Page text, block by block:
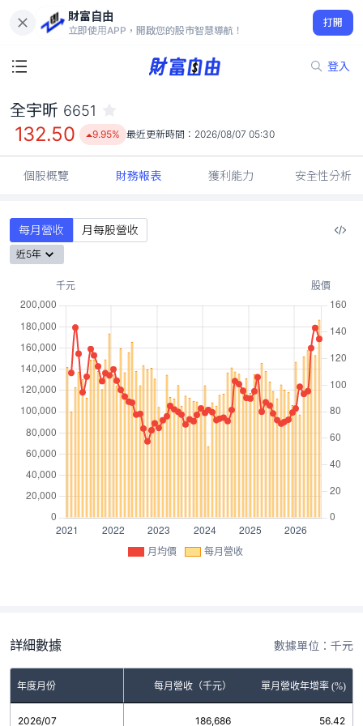
財富自由
立即使用APP，開啟您的股市智慧導航！
打開
登入
132.50
9.95%
全宇昕 6651
132.50 9.95% 最近更新時間： 2026/08/07 05:30
個股概覽 財務報表 獲利能力 安全性分析
每月營收 月每股營收
近5年
月均價 每月營收
詳細數據 數據單位：千元
年度月份 每月營收（千元） 單月營收年增率 (%)
2026/07 186,686 56.42